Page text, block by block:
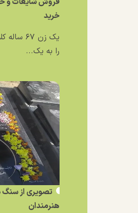
خرید
یک زن
را به یک...
تصویری از سنگ
هنرمندان